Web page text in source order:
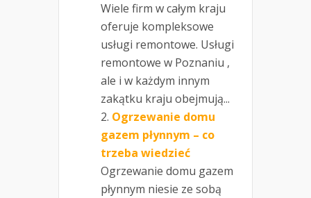
Wiele firm w całym kraju
oferuje kompleksowe
usługi remontowe. Usługi
remontowe w Poznaniu ,
ale i w każdym innym
zakątku kraju obejmują...
Ogrzewanie domu
gazem płynnym – co
trzeba wiedzieć
Ogrzewanie domu gazem
płynnym niesie ze sobą